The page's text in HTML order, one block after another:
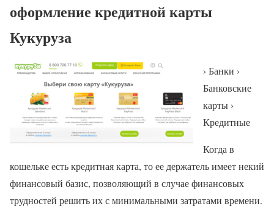
оформление кредитной карты
Кукуруза
› Банки ›
Банковские
карты ›
Кредитные
Когда в
кошельке есть кредитная карта, то ее держатель имеет некий
финансовый базис, позволяющий в случае финансовых
трудностей решить их с минимальными затратами времени.